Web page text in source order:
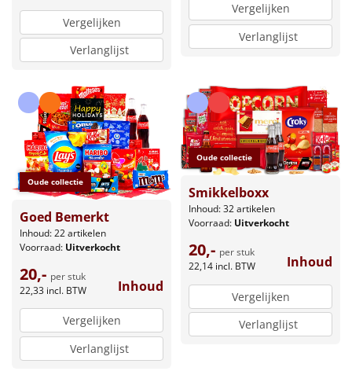
Vergelijken
Verlanglijst
Vergelijken
Verlanglijst
Oude collectie
Goed Bemerkt
Inhoud: 22 artikelen
Voorraad: Uitverkocht
20,- per stuk
22,33 incl. BTW Inhoud
Vergelijken
Verlanglijst
Oude collectie
Smikkelboxx
Inhoud: 32 artikelen
Voorraad: Uitverkocht
20,- per stuk
22,14 incl. BTW Inhoud
Vergelijken
Verlanglijst